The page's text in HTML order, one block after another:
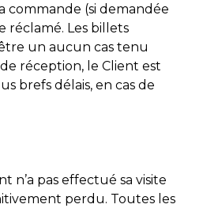
(si demandée
réclamé. Les billets
un aucun cas tenu
réception, le Client est
brefs délais, en cas de
n’a pas effectué sa visite
perdu. Toutes les